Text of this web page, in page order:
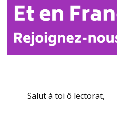
Salut à toi ô lectorat,